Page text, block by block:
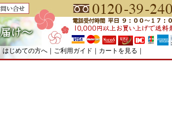
はじめての方へ ｜ ご利用ガイド ｜ カートを見る ｜